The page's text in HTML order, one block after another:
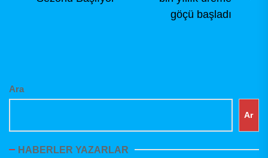
göçü başladı
Ara
Ar
HABERLER YAZARLAR